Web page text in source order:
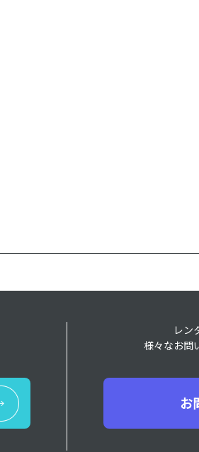
レン
様々なお問
お